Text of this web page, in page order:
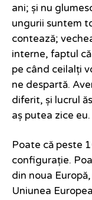
ani; și nu
ungurii suntem
contează;
interne, faptul
pe când ceilalți
ne despartă.
diferit, și lucrul
aș putea zice eu.
Poate că peste
configurație.
din noua
Uniunea